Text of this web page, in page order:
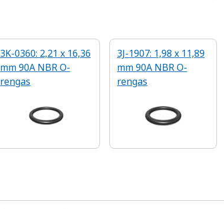
3K-0360: 2,21 x 16,36
mm 90A NBR O-
rengas
3J-1907: 1,98 x 11,89
mm 90A NBR O-
rengas